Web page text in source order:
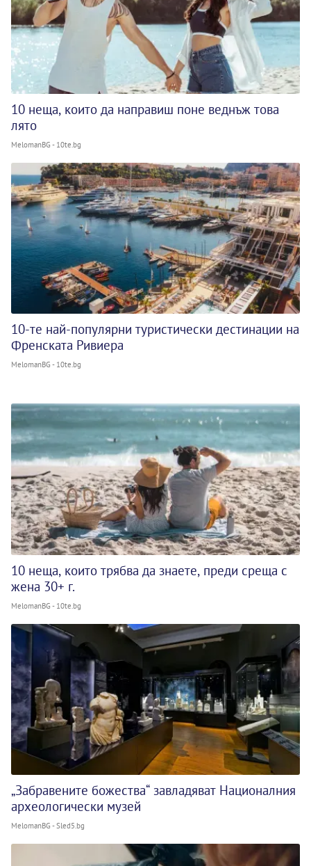
10 неща, които да направиш поне веднъж това
лято
MelomanBG - 10te.bg
10-те най-популярни туристически дестинации на
Френската Ривиера
MelomanBG - 10te.bg
10 неща, които трябва да знаете, преди среща с
жена 30+ г.
MelomanBG - 10te.bg
„Забравените божества“ завладяват Националния
археологически музей
MelomanBG - Sled5.bg